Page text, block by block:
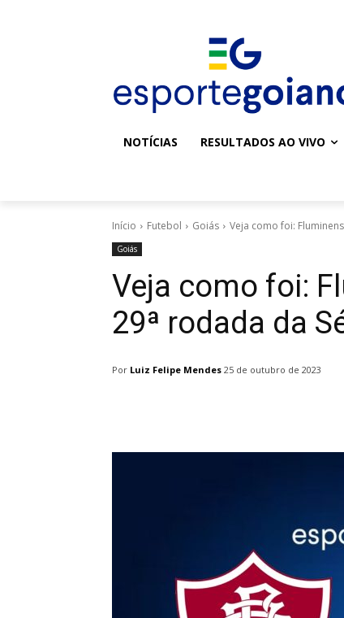
NOTÍCIAS RESULTADOS AO VIVO
Início Futebol Goiás Veja como foi:
Goiás
Veja como foi:
29ª rodada da
Por Luiz Felipe Mendes 25 de outubro de 2023